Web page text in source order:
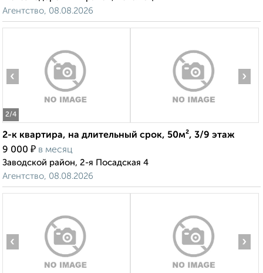
Агентство, 08.08.2026
2/4
‹ ›
2-к квартира, на длительный срок, 50м², 3/9 этаж
9 000 ₽ в месяц
Заводской район, 2-я Посадская 4
Агентство, 08.08.2026
‹ ›